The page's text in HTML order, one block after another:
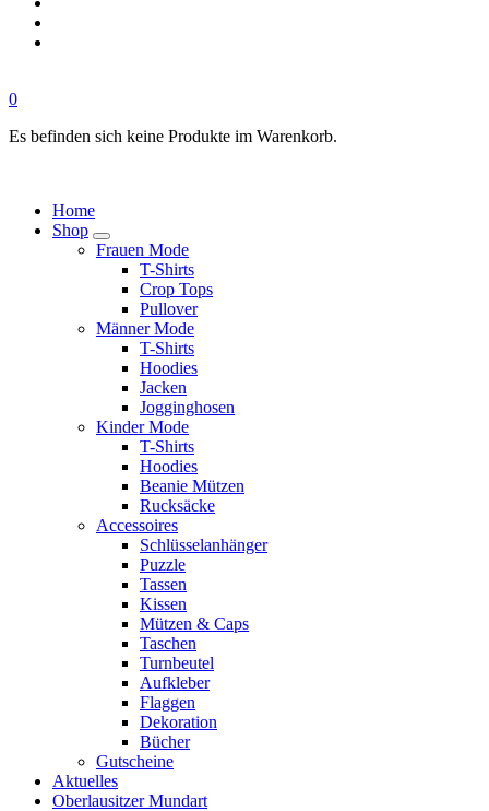
0
Es befinden sich keine Produkte im Warenkorb.
Home
Shop
Frauen Mode
T-Shirts
Crop Tops
Pullover
Männer Mode
T-Shirts
Hoodies
Jacken
Jogginghosen
Kinder Mode
T-Shirts
Hoodies
Beanie Mützen
Rucksäcke
Accessoires
Schlüsselanhänger
Puzzle
Tassen
Kissen
Mützen & Caps
Taschen
Turnbeutel
Aufkleber
Flaggen
Dekoration
Bücher
Gutscheine
Aktuelles
Oberlausitzer Mundart